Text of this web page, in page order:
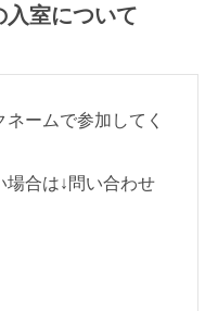
入室について
ームで参加してく
場合は↓問い合わせ